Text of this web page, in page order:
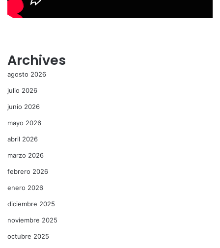
Archives
agosto 2026
julio 2026
junio 2026
mayo 2026
abril 2026
marzo 2026
febrero 2026
enero 2026
diciembre 2025
noviembre 2025
octubre 2025